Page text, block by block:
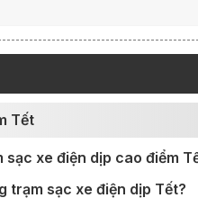
Tết
xe điện dịp cao điểm
trạm sạc xe điện dịp Tết?